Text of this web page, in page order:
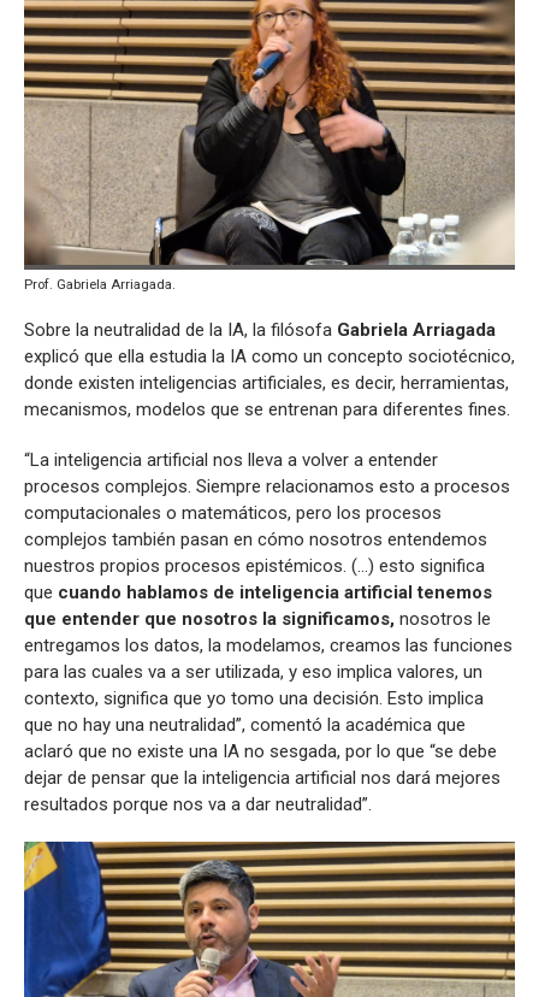
Prof. Gabriela Arriagada.
Sobre la neutralidad de la IA, la filósofa Gabriela Arriagada
explicó que ella estudia la IA como un concepto sociotécnico,
donde existen inteligencias artificiales, es decir, herramientas,
mecanismos, modelos que se entrenan para diferentes fines.
“La inteligencia artificial nos lleva a volver a entender
procesos complejos. Siempre relacionamos esto a procesos
computacionales o matemáticos, pero los procesos
complejos también pasan en cómo nosotros entendemos
nuestros propios procesos epistémicos. (…) esto significa
que cuando hablamos de inteligencia artificial tenemos
que entender que nosotros la significamos, nosotros le
entregamos los datos, la modelamos, creamos las funciones
para las cuales va a ser utilizada, y eso implica valores, un
contexto, significa que yo tomo una decisión. Esto implica
que no hay una neutralidad”, comentó la académica que
aclaró que no existe una IA no sesgada, por lo que “se debe
dejar de pensar que la inteligencia artificial nos dará mejores
resultados porque nos va a dar neutralidad”.